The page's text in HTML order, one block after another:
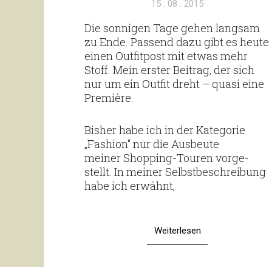
Veröffentlicht
15 . 08 . 2015
Die son­nigen Tage gehen langsam
zu Ende. Pas­send dazu gibt es heute
einen Out­fit­post mit etwas mehr
Stoff. Mein erster Bei­trag, der sich
nur um ein Outfit dreht – quasi eine
Première.
Bisher habe ich in der Kate­gorie
„Fashion“ nur die Aus­beute
meiner Shop­­­ping-Touren vor­ge­
stellt. In meiner Selbst­be­schrei­bung
habe ich erwähnt,
Weiterlesen